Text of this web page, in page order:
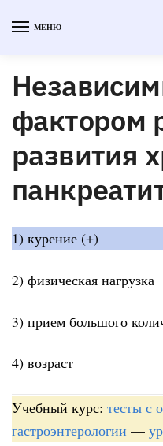
МЕНЮ
фактором
развития
1) курение (+)
2) физическая нагрузка
3) прием большого
4) возраст
Учебный курс: тесты с
гастроэнтерологии —